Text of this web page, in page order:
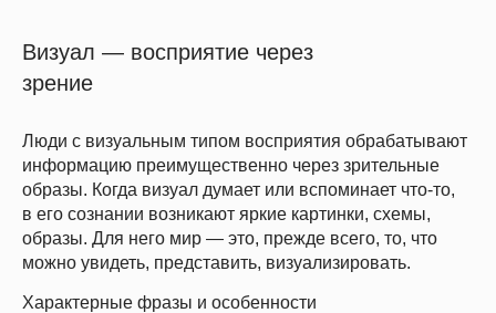
Визуал — восприятие через
зрение
Люди с визуальным типом восприятия обрабатывают
информацию преимущественно через зрительные
образы. Когда визуал думает или вспоминает что-то,
в его сознании возникают яркие картинки, схемы,
образы. Для него мир — это, прежде всего, то, что
можно увидеть, представить, визуализировать.
Характерные фразы и особенности